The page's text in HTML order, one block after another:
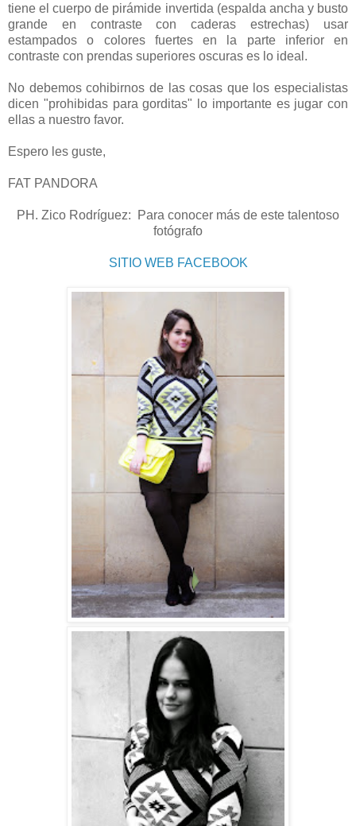
tiene el cuerpo de pirámide invertida (espalda ancha y busto
grande en contraste con caderas estrechas) usar
estampados o colores fuertes en la parte inferior en
contraste con prendas superiores oscuras es lo ideal.
No debemos cohibirnos de las cosas que los especialistas
dicen "prohibidas para gorditas" lo importante es jugar con
ellas a nuestro favor.
Espero les guste,
FAT PANDORA
PH. Zico Rodríguez: Para conocer más de este talentoso
fotógrafo
SITIO WEB FACEBOOK